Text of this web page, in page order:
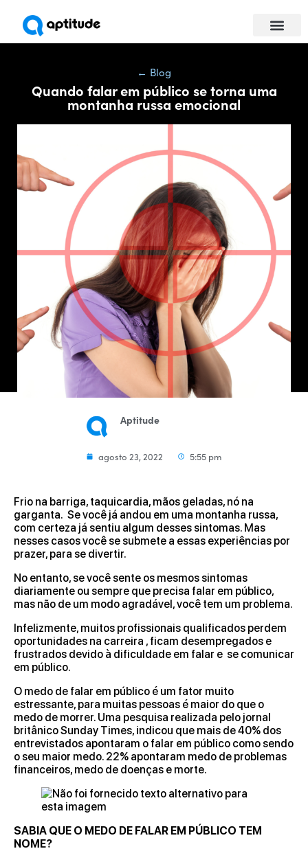
← Blog
Quando falar em público se torna uma
montanha russa emocional
Aptitude
agosto 23, 2022 5:55 pm
Frio na barriga, taquicardia, mãos geladas, nó na
garganta. Se você já andou em uma montanha russa,
com certeza já sentiu algum desses sintomas. Mas
nesses casos você se submete a essas experiências por
prazer, para se divertir.
No entanto, se você sente os mesmos sintomas
diariamente ou sempre que precisa falar em público,
mas não de um modo agradável, você tem um problema.
Infelizmente, muitos profissionais qualificados perdem
oportunidades na carreira , ficam desempregados e
frustrados devido à dificuldade em falar e se comunicar
em público.
O medo de falar em público é um fator muito
estressante, para muitas pessoas é maior do que o
medo de morrer. Uma pesquisa realizada pelo jornal
britânico Sunday Times, indicou que mais de 40% dos
entrevistados apontaram o falar em público como sendo
o seu maior medo. 22% apontaram medo de problemas
financeiros, medo de doenças e morte.
SABIA QUE O MEDO DE FALAR EM PÚBLICO TEM
NOME?